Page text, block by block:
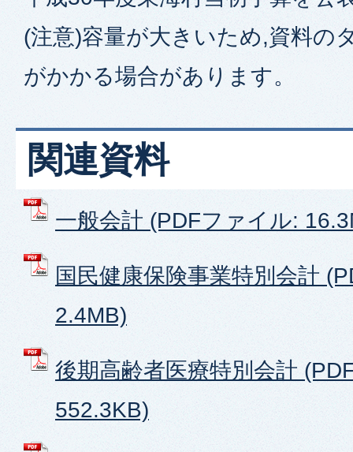
(注意)容量が大きいため,資料の
がかかる場合があります。
関連資料
一般会計 (PDFファイル:
国民健康保険事業特別会計
2.4MB)
後期高齢者医療特別会計
552.3KB)